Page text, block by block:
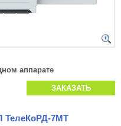
аппарате
ЗАКАЗАТЬ
ТелеКоРД-7МТ